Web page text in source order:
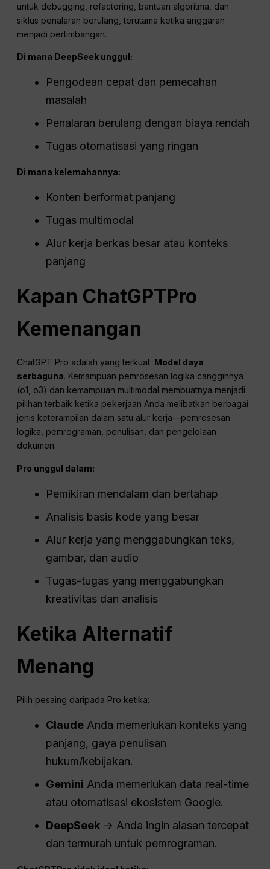
untuk debugging, refactoring, bantuan algoritma, dan
siklus penalaran berulang, terutama ketika anggaran
menjadi pertimbangan.
Di mana DeepSeek unggul:
Pengodean cepat dan pemecahan
masalah
Penalaran berulang dengan biaya rendah
Tugas otomatisasi yang ringan
Di mana kelemahannya:
Konten berformat panjang
Tugas multimodal
Alur kerja berkas besar atau konteks
panjang
Kapan ChatGPTPro
Kemenangan
ChatGPT Pro adalah yang terkuat. Model daya
serbaguna. Kemampuan pemrosesan logika canggihnya
(o1, o3) dan kemampuan multimodal membuatnya menjadi
pilihan terbaik ketika pekerjaan Anda melibatkan berbagai
jenis keterampilan dalam satu alur kerja—pemrosesan
logika, pemrograman, penulisan, dan pengelolaan
dokumen.
Pro unggul dalam:
Pemikiran mendalam dan bertahap
Analisis basis kode yang besar
Alur kerja yang menggabungkan teks,
gambar, dan audio
Tugas-tugas yang menggabungkan
kreativitas dan analisis
Ketika Alternatif
Menang
Pilih pesaing daripada Pro ketika:
Claude Anda memerlukan konteks yang
panjang, gaya penulisan
hukum/kebijakan.
Gemini Anda memerlukan data real-time
atau otomatisasi ekosistem Google.
DeepSeek → Anda ingin alasan tercepat
dan termurah untuk pemrograman.